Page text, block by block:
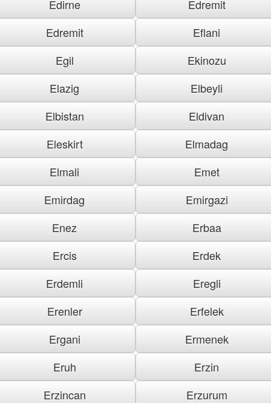
Edirne
Edremit
Edremit
Eflani
Egil
Ekinozu
Elazig
Elbeyli
Elbistan
Eldivan
Eleskirt
Elmadag
Elmali
Emet
Emirdag
Emirgazi
Enez
Erbaa
Ercis
Erdek
Erdemli
Eregli
Erenler
Erfelek
Ergani
Ermenek
Eruh
Erzin
Erzincan
Erzurum